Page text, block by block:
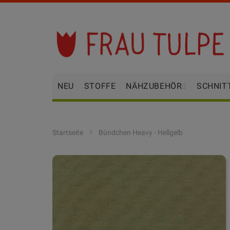
Inhalt
springen
NEU STOFFE NÄHZUBEHÖR
Startseite Bündchen Heavy - Hellgelb
Zum
Ende
der
Bildgalerie
springen